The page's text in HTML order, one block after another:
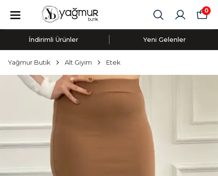
0
İndirimli Ürünler Yeni Gelenler
Yağmur Butik Alt Giyim Etek